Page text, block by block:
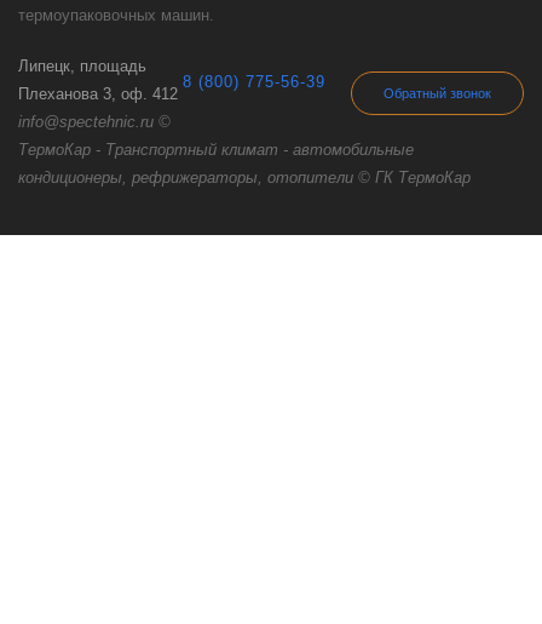
термоупаковочных машин.
8 (800) 775-56-39
Обратный звонок
Липецк, площадь
Плеханова 3, оф. 412
info@spectehnic.ru ©
ТермоКар - Транспортный климат - автомобильные
кондиционеры, рефрижераторы, отопители © ГК ТермоКар